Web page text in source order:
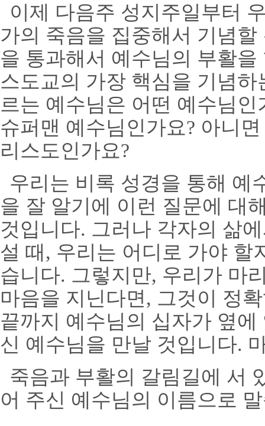
이제 다음주 성지주일부터
가의 죽음을 집중해서 기념할
을 통과해서 예수님의 부활
스도교의 가장 핵심을 기념하
르는 예수님은 어떤 예수님인
슈퍼맨 예수님인가요? 아니
리스도인가요?
우리는 비록 성경을 통해 예
을 잘 알기에 이런 질문에 대
것입니다. 그러나 각자의 삶
설 때, 우리는 어디로 가야 할
습니다. 그렇지만, 우리가 마
마음을 지닌다면, 그것이 정
끝까지 예수님의 십자가 옆에
신 예수님을 만날 것입니다.
죽음과 부활의 갈림길에 서
어 주신 예수님의 이름으로